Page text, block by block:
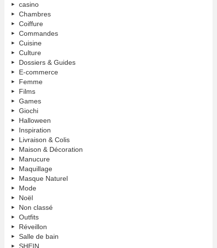
casino
Chambres
Coiffure
Commandes
Cuisine
Culture
Dossiers & Guides
E-commerce
Femme
Films
Games
Giochi
Halloween
Inspiration
Livraison & Colis
Maison & Décoration
Manucure
Maquillage
Masque Naturel
Mode
Noël
Non classé
Outfits
Réveillon
Salle de bain
SHEIN